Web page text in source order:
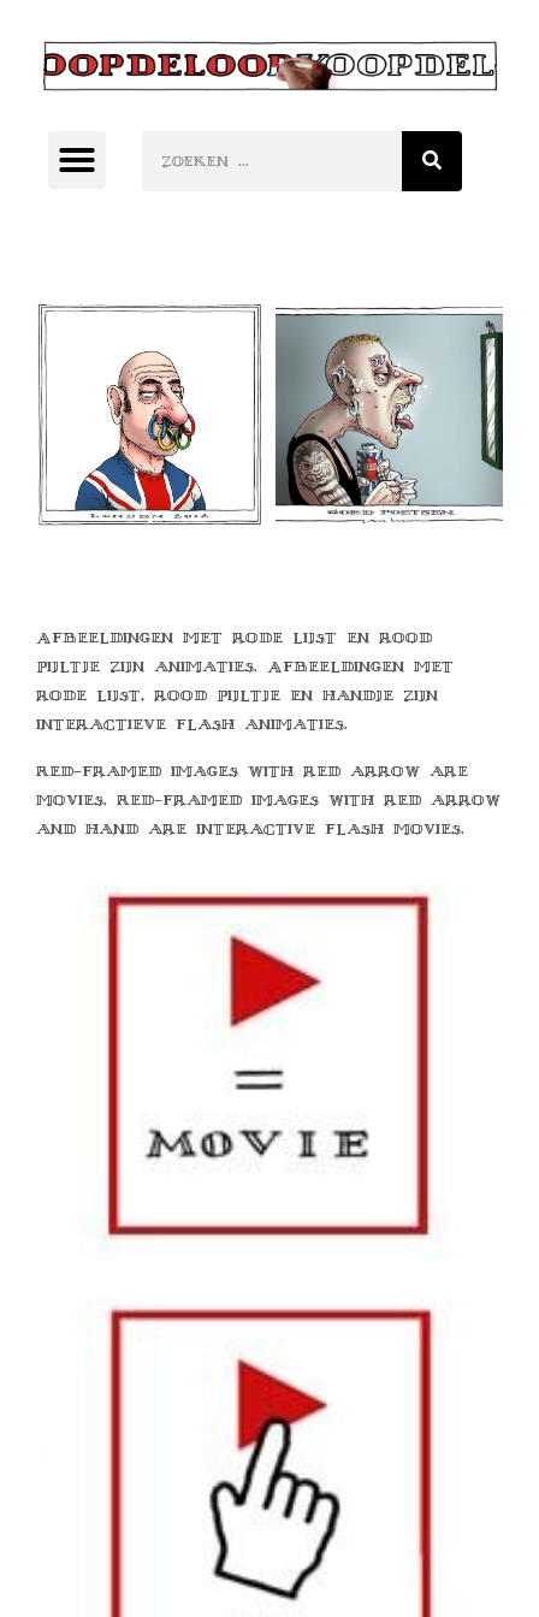
Afbeeldingen met rode lijst en rood
pijltje zijn animaties. Afbeeldingen met
rode lijst, rood pijltje en handje zijn
interactieve flash animaties.
Red-framed images with red arrow are
movies. Red-framed images with red arrow
and hand are interactive flash movies.